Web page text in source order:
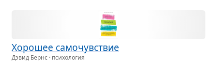
Хоро­шее само­чув­ствие
Дэвид Бернс · психология